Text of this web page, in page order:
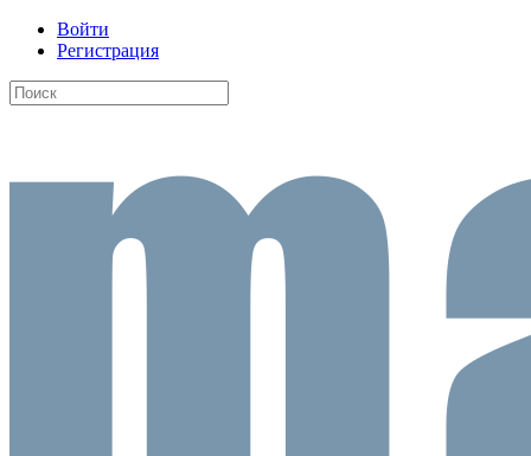
Войти
Регистрация